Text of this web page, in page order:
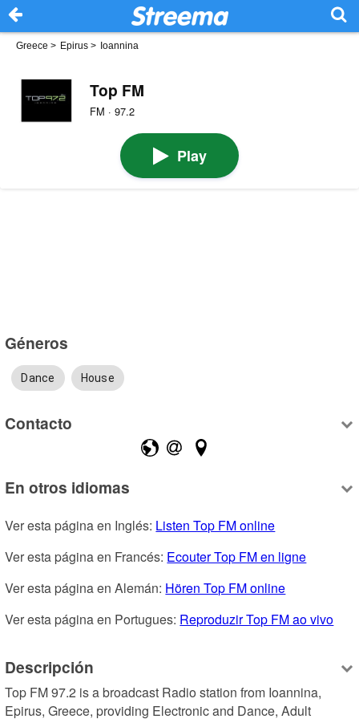
Greece > Epirus > Ioannina
Top FM
FM · 97.2
Play
Géneros
Dance House
Contacto
En otros idiomas
Ver esta página en Inglés: Listen Top FM online
Ver esta página en Francés: Ecouter Top FM en ligne
Ver esta página en Alemán: Hören Top FM online
Ver esta página en Portugues: Reproduzir Top FM ao vivo
Descripción
Top FM 97.2 is a broadcast Radio station from Ioannina,
Epirus, Greece, providing Electronic and Dance, Adult